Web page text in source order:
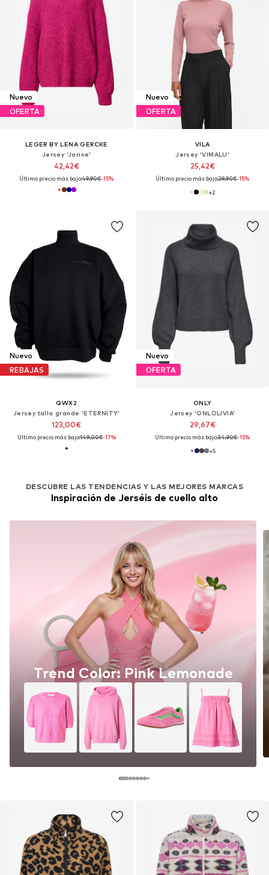
Nuevo
OFERTA
LEGER BY LENA GERCKE
Jersey 'Jarine'
42,42€
Último precio más bajo:49,90€-15%
Nuevo
OFERTA
VILA
Jersey 'VIMALU'
25,42€
Último precio más bajo:29,90€-15%
+2
Nuevo
REBAJAS
QWX2
Jersey talla grande 'ETERNITY'
123,00€
Último precio más bajo:149,00€-17%
Nuevo
OFERTA
ONLY
Jersey 'ONLOLIVIA'
29,67€
Último precio más bajo:34,90€-15%
+5
DESCUBRE LAS TENDENCIAS Y LAS MEJORES MARCAS
Inspiración de Jerséis de cuello alto
Trend Color: Pink Lemonade